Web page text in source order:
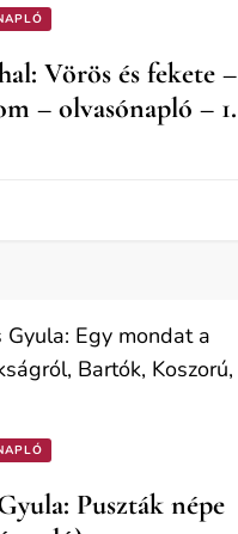
Vörös és fekete –
– olvasónapló – 1.
Puszták népe